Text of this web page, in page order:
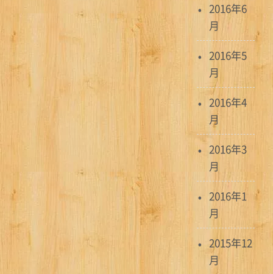
2016年6
月
2016年5
月
2016年4
月
2016年3
月
2016年1
月
2015年12
月